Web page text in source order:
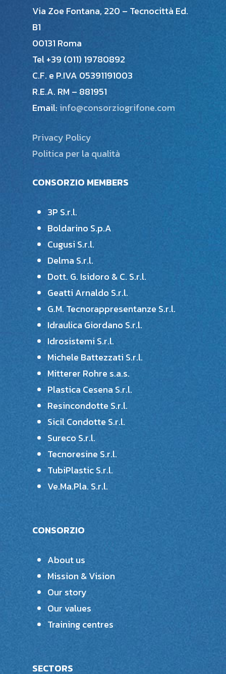
Via Zoe Fontana, 220 – Tecnocittà Ed.
B1
00131 Roma
Tel +39 (011) 19780892
C.F. e P.IVA 05391191003
R.E.A. RM – 881951
Email: info@consorziogrifone.com
Privacy Policy
Politica per la qualità
CONSORZIO MEMBERS
3P S.r.l.
Boldarino S.p.A
Cugusi S.r.l.
Delma S.r.l.
Dott. G. Isidoro & C. S.r.l.
Geatti Arnaldo S.r.l.
G.M. Tecnorappresentanze S.r.l.
Idraulica Giordano S.r.l.
Idrosistemi S.r.l.
Michele Battezzati S.r.l.
Mitterer Rohre s.a.s.
Plastica Cesena S.r.l.
Resincondotte S.r.l.
Sicil Condotte S.r.l.
Sureco S.r.l.
Tecnoresine S.r.l.
TubiPlastic S.r.l.
Ve.Ma.Pla. S.r.l.
CONSORZIO
About us
Mission & Vision
Our story
Our values
Training centres
SECTORS